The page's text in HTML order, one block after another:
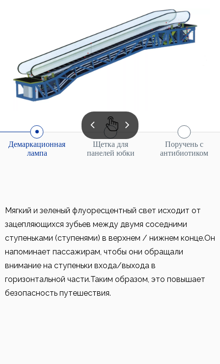
Демаркационная
лампа
Щетка для
панелей юбки
Поручень с
антибиотиком
Мягкий и зеленый флуоресцентный свет исходит от
зацепляющихся зубьев между двумя соседними
ступеньками (ступенями) в верхнем / нижнем конце.Он
напоминает пассажирам, чтобы они обращали
внимание на ступеньки входа/выхода в
горизонтальной части.Таким образом, это повышает
безопасность путешествия.